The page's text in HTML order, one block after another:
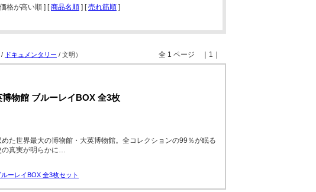
価格が高い順 ] [商品名順 ] [売れ筋順 ]
全 1 ページ ｜1｜
/ ドキュメンタリー / 文明）
物館 ブルーレイBOX 全3枚
た世界最大の博物館・大英博物館。全コレクションの99％が眠る
の真実が明らかに…
ーレイBOX 全3枚セット